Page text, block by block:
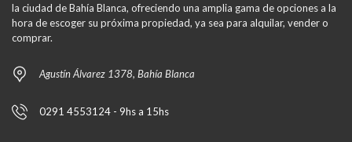
la ciudad de Bahía Blanca, ofreciendo una amplia gama de opciones a la
hora de escoger su próxima propiedad, ya sea para alquilar, vender o
comprar.
Agustín Álvarez 1378, Bahía Blanca
0291 4553124 - 9hs a 15hs